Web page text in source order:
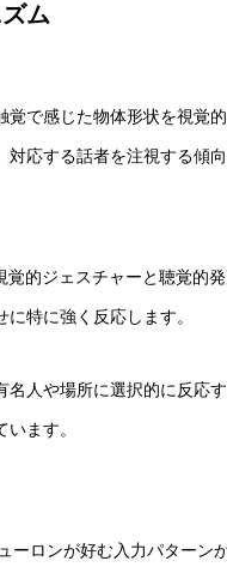
ム
で感じた物体形状を視覚
応する話者を注視する傾
的ジェスチャーと聴覚的
特に強く反応します。
名人や場所に選択的に反応
ます。
ーロンが好む入力パターン